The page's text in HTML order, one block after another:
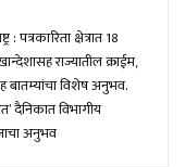
: पत्रकारिता क्षेत्रात 18
राज्यातील क्राईम,
बातम्यांचा विशेष अनुभव.
दैनिकात विभागीय
अनुभव